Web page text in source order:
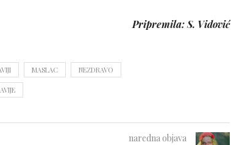
Pripremila: S. Vidović
MASLAC NEZDRAVO
naredna objava